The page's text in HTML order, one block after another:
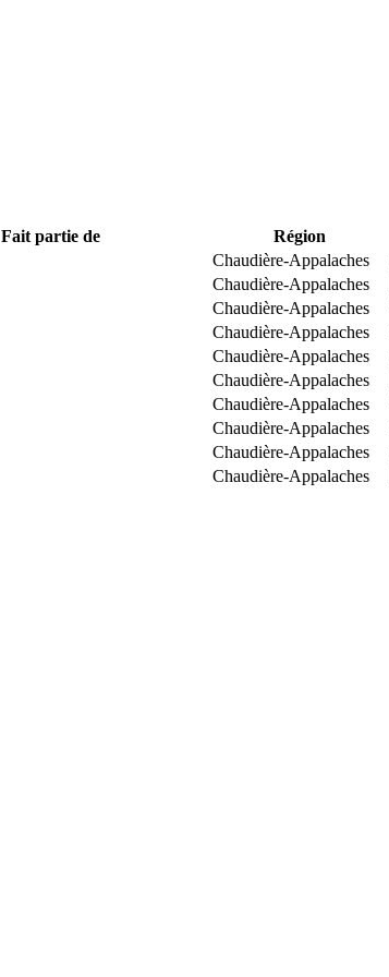
Fait partie de Région
Chaudière-Appalaches
Chaudière-Appalaches
Chaudière-Appalaches
Chaudière-Appalaches
Chaudière-Appalaches
Chaudière-Appalaches
Chaudière-Appalaches
Chaudière-Appalaches
Chaudière-Appalaches
Chaudière-Appalaches